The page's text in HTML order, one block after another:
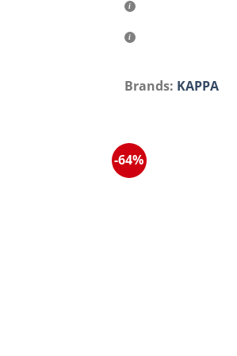
Brands: KAPPA
-64%